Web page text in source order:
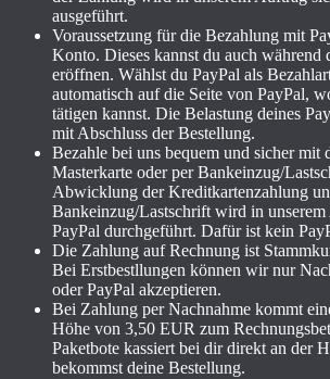
ausgeführt.
Voraussetzung für die Bezahlung mit
Konto. Dieses kannst du auch während
eröffnen. Wählst du PayPal als
automatisch auf die Seite von PayPal,
tätigen kannst. Die Belastung deines
mit Abschluss der Bestellung.
Bezahle bei uns bequem und sicher mit
Masterkarte oder per Bankeinzug/
Abwicklung der Kreditkartenzahlung
Bankeinzug/Lastschrift wird in
PayPal durchgeführt. Dafür ist kein
Die Zahlung auf Rechnung ist
Bei Erstbestllungen können wir nur
oder PayPal akzeptieren.
Bei Zahlung per Nachnahme kommt
Höhe von 3,50 EUR zum
Paketbote kassiert bei dir direkt an der
bekommst deine Bestellung.